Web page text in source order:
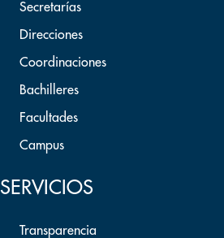
Secretarías
Direcciones
Coordinaciones
Bachilleres
Facultades
Campus
SERVICIOS
Transparencia